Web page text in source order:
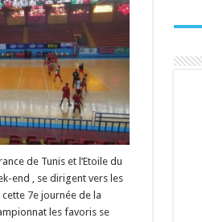
de Tunis et l’Etoile du
end , se dirigent vers les
7e journée de la
les favoris se